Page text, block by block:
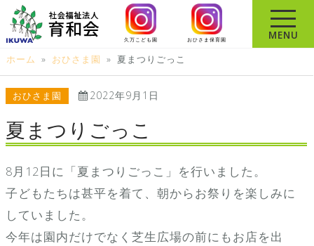
ン
テ
ン
ス
キ
プ
久万こども園 おひさま保育園
MENU
ホーム » おひさま園 » 夏まつりごっこ
おひさま園 2022年9月1日
夏まつりごっこ
8月12日に「夏まつりごっこ」を行いました。
子どもたちは甚平を着て、朝からお祭りを楽しみに
していました。
今年は園内だけでなく芝生広場の前にもお店を出